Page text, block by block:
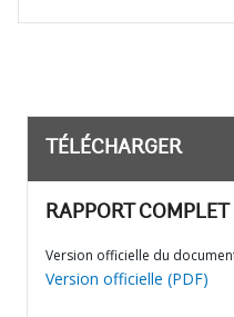
TÉLÉCHARGER
RAPPORT COMPLET
Version officielle du
Version officielle (PDF)